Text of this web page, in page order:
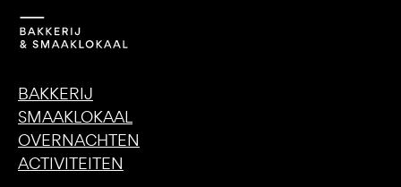
BAKKERIJ
SMAAKLOKAAL
OVERNACHTEN
ACTIVITEITEN